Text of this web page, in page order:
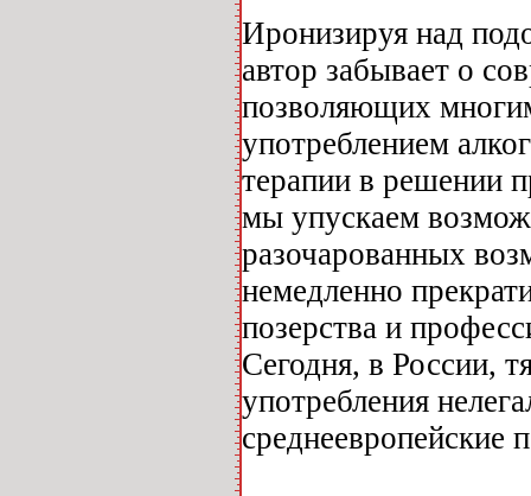
Иронизируя над
автор забывает о
позволяющих
употреблением
терапии в решении
мы упускаем
разочарованных
немедленно
позерства и
Сегодня, в России,
употребления
среднеевропейские